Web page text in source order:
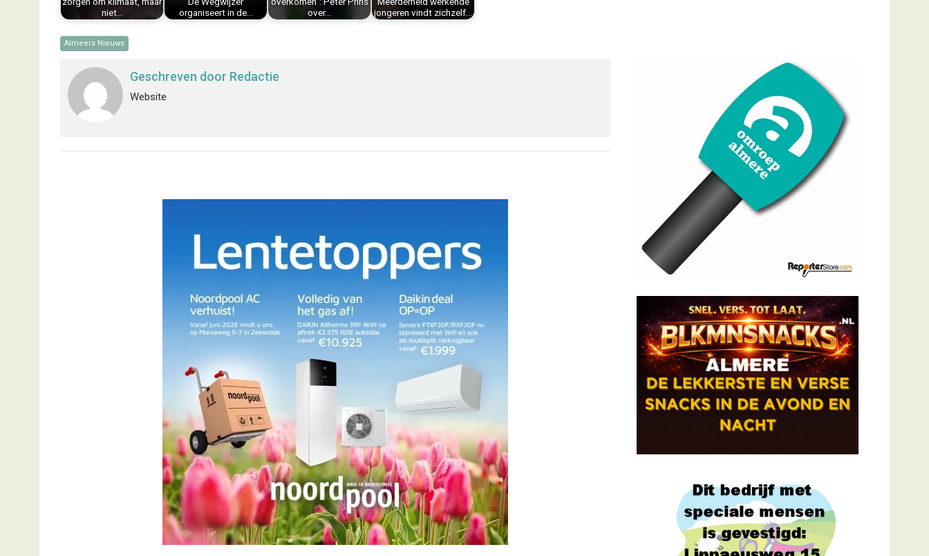
niet…
organiseert in de…
over…
jongeren vindt zichzelf…
Almeers Nieuws
Geschreven door Redactie
Website